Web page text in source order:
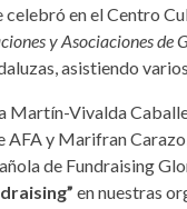
celebró en el Centro
y Asociaciones de
asistiendo
Martín-Vivalda
y Marifran
de Fundraising
en nuestras